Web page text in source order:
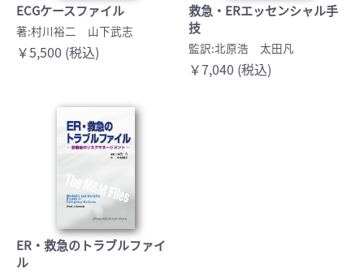
ECGケースファイル
著:村川裕二 山下武志
￥5,500 (税込)
救急・ERエッセンシャル手
技
監訳:北原浩 太田凡
￥7,040 (税込)
ER・救急のトラブルファイ
ル